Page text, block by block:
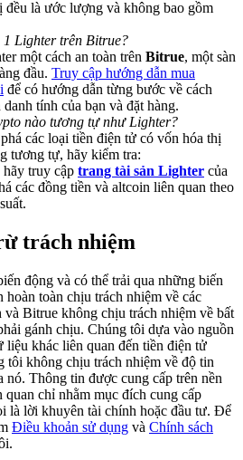
Win
prize pool
500,000 USDT
Carnival
33,333 USDT Bonus
đều là ước lượng và không bao gồm
1 Lighter trên Bitrue?
một cách an toàn trên Bitrue, một sàn
đầu. Truy cập hướng dẫn mua
để có hướng dẫn từng bước về cách
tính của bạn và đặt hàng.
nào tương tự như Lighter?
các loại tiền điện tử có vốn hóa thị
tương tự, hãy kiểm tra:
truy cập trang tài sản Lighter của
các đồng tiền và altcoin liên quan theo
trách nhiệm
động và có thể trải qua những biến
toàn chịu trách nhiệm về các
Bitrue không chịu trách nhiệm về bất
gánh chịu. Chúng tôi dựa vào nguồn
liệu khác liên quan đến tiền điện tử
tôi không chịu trách nhiệm về độ tin
nó. Thông tin được cung cấp trên nền
chỉ nhằm mục đích cung cấp
là lời khuyên tài chính hoặc đầu tư. Để
Điều khoản sử dụng và Chính sách